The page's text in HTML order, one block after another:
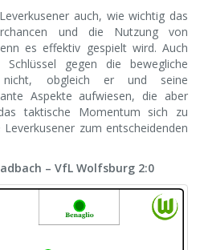
auch, wie wichtig das
und die Nutzung von
es effektiv gespielt wird. Auch
gegen die bewegliche
nicht, obgleich er und seine
Aspekte aufwiesen, die aber
taktische Momentum sich zu
zum entscheidenden
– VfL Wolfsburg 2:0